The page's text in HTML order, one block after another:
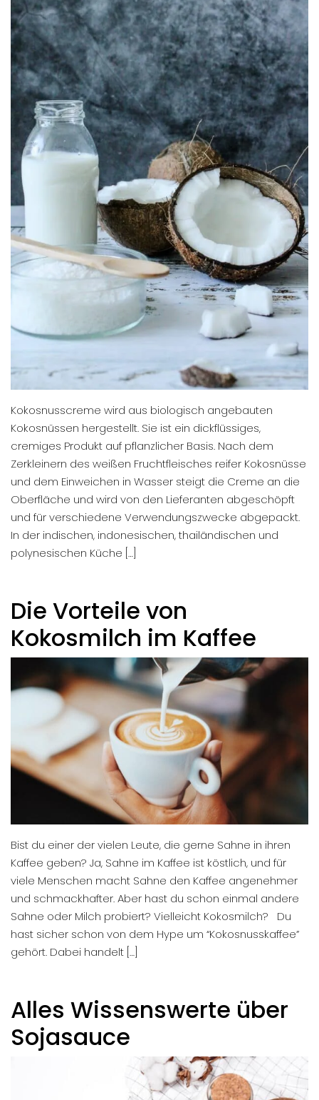
Kokosnusscreme wird aus biologisch angebauten
Kokosnüssen hergestellt. Sie ist ein dickflüssiges,
cremiges Produkt auf pflanzlicher Basis. Nach dem
Zerkleinern des weißen Fruchtfleisches reifer Kokosnüsse
und dem Einweichen in Wasser steigt die Creme an die
Oberfläche und wird von den Lieferanten abgeschöpft
und für verschiedene Verwendungszwecke abgepackt.
In der indischen, indonesischen, thailändischen und
polynesischen Küche […]
Die Vorteile von
Kokosmilch im Kaffee
Bist du einer der vielen Leute, die gerne Sahne in ihren
Kaffee geben? Ja, Sahne im Kaffee ist köstlich, und für
viele Menschen macht Sahne den Kaffee angenehmer
und schmackhafter. Aber hast du schon einmal andere
Sahne oder Milch probiert? Vielleicht Kokosmilch? Du
hast sicher schon von dem Hype um “Kokosnusskaffee”
gehört. Dabei handelt […]
Alles Wissenswerte über
Sojasauce